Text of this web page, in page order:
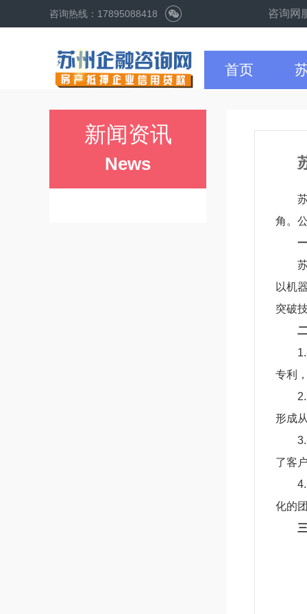
咨询热线：17895088418 声明：苏州企融咨询网服务
首页
新闻资讯
News
角。
以机
突破
专利
形成
了客
化的